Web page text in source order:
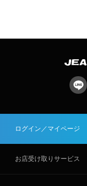
ログイン／マイページ
お店受け取りサービス